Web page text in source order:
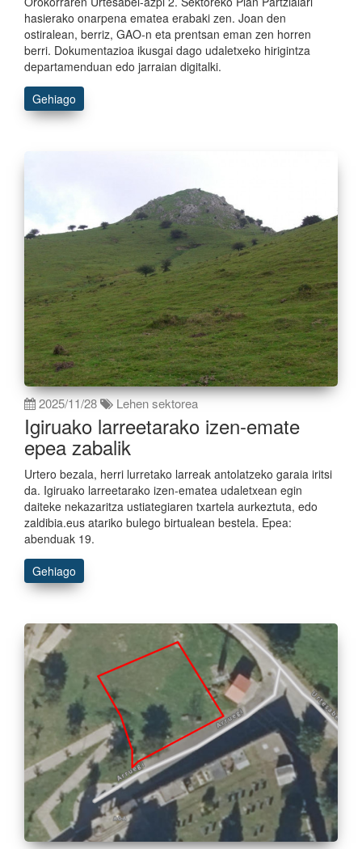
hasierako onarpena ematea erabaki zen. Joan den
ostiralean, berriz, GAO-n eta prentsan eman zen horren
berri. Dokumentazioa ikusgai dago udaletxeko hirigintza
departamenduan edo jarraian digitalki.
Gehiago
2025/11/28 Lehen sektorea
Igiruako larreetarako izen-emate
epea zabalik
Urtero bezala, herri lurretako larreak antolatzeko garaia iritsi
da. Igiruako larreetarako izen-ematea udaletxean egin
daiteke nekazaritza ustiategiaren txartela aurkeztuta, edo
zaldibia.eus atariko bulego birtualean bestela. Epea:
abenduak 19.
Gehiago